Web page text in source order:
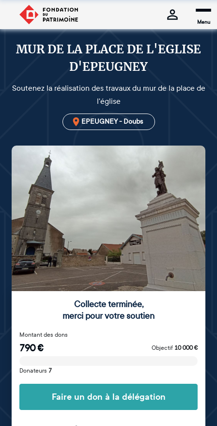
Menu
MUR DE LA PLACE DE L'EGLISE
D'EPEUGNEY
Soutenez la réalisation des travaux du mur de la place de
l'église
EPEUGNEY - Doubs
Collecte terminée,
merci pour votre soutien
Montant des dons
790€ Objectif 10 000€
Donateurs 7
Faire un don à la délégation